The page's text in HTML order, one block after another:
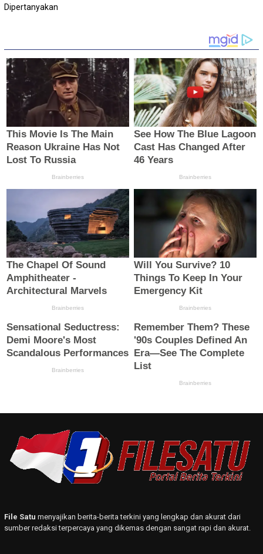
Dipertanyakan
File Satu menyajikan berita-berita terkini yang lengkap dan akurat dari
sumber redaksi terpercaya yang dikemas dengan sangat rapi dan akurat.